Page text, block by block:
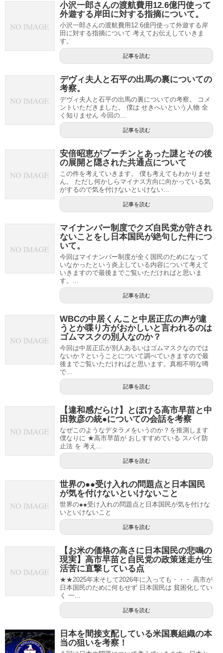
小沢一郎さんの渡航費用12.6億円使って
外遊する岸田に対する指摘について。
小沢一郎さんの渡航費用12.6億円使って外遊する岸
田に対する指摘について 考えてお伝えしていきま
す。
記事を読む
デヴィ夫人と石平の出馬の裏についての
考察。
デヴィ夫人と石平の出馬の裏についての考察。 コメ
ントいただきました。 僕は せきへいという人物 全
く知りません 今回の...
記事を読む
安倍昭恵がプーチンとあった謎とその後
の展開と隠された共通点について
この件を考えていきます。 僕も考えてもわかりませ
ん。 ただし何かしらマイナス方向に向かっている気
がするので気を付けないといけない...
記事を読む
マイナンバー制度でクズ自民党が許され
ないことをし日本国民が絶句した件につ
いて。
今回はマイナンバー制度が全く国民のためになって
いなかったという炎上している内容について考えて
いきますので最後までご覧いただければと思いま
す。...
記事を読む
WBCの中居くんこと中居正広の声が違
うとか喋り方がおかしいと言われるのは
ゴムマスクの別人なのか？
今回は中居正広が別人あるいはゴムマスクなのでは
ないか？ということについて調べていきますので最
後までご覧いただければと思います。真相不明な噂
で...
記事を読む
【違和感だらけ】とぼける高市早苗と中
田敦彦の統●についての会話を考察
なぜこのようなデタラメをいうのか？を推測します
僕なりに ★高市早苗が おしすすめている スパイ防
止法 を 考え...
記事を読む
世界の●●受け入れの問題点と日本国民
が気を付けないといけないこと
世界の●●受け入れの問題点と日本国民が気を付けな
いといけないこと
記事を読む
【お米の価格の高さに日本国民の悲鳴の
現実】高市早苗と自民党の政策迷走が生
活苦に直撃している点
★★2025年末そして2026年に入っても・・・ 高市が
日本国民のために何もせず 日本国民は 貧困化してい
く 一...
記事を読む
日本を間接支配している米国裏組織の本
当の狙いを考察！